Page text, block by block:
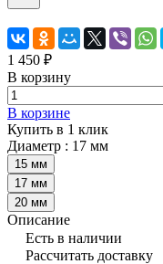
1 450 ₽
В корзину
В корзине
Купить в 1 клик
Диаметр : 17 мм
15 мм
17 мм
20 мм
Описание
Есть в наличии
Рассчитать доставку